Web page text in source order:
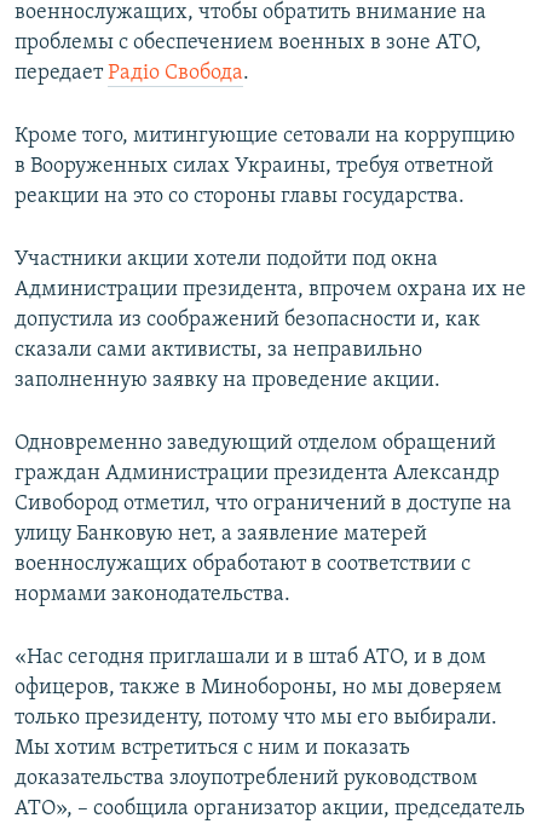
военнослужащих, чтобы обратить внимание на
проблемы с обеспечением военных в зоне АТО,
передаетРадiо Свобода.
Кроме того, митингующие сетовали на коррупцию
в Вооруженных силах Украины, требуя ответной
реакции на это со стороны главы государства.
Участники акции хотели подойти под окна
Администрации президента, впрочем охрана их не
допустила из соображений безопасности и, как
сказали сами активисты, за неправильно
заполненную заявку на проведение акции.
Одновременно заведующий отделом обращений
граждан Администрации президента Александр
Сивобород отметил, что ограничений в доступе на
улицу Банковую нет, а заявление матерей
военнослужащих обработают в соответствии с
нормами законодательства.
«Нас сегодня приглашали и в штаб АТО, и в дом
офицеров, также в Минобороны, но мы доверяем
только президенту, потому что мы его выбирали.
Мы хотим встретиться с ним и показать
доказательства злоупотреблений руководством
АТО», – сообщила организатор акции, председатель